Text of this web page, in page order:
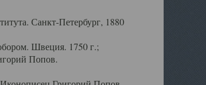
Санкт-Петербург, 1880
Швеция. 1750 г.;
Попов.